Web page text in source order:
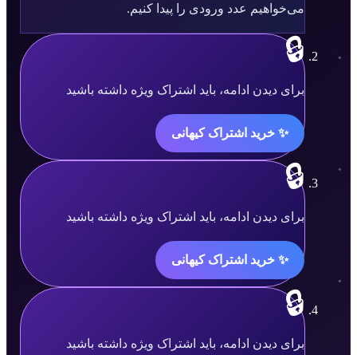
می‌خواهیم عدد ورودی را پیدا کنیم.
🔒
محتوا
قفل
شده
است.
برای دیدن ادامه، باید اشتراک ویژه داشته باشید
✨ خرید اشتراک کیهانی
🔒
محتوا
قفل
شده
است.
برای دیدن ادامه، باید اشتراک ویژه داشته باشید
✨ خرید اشتراک کیهانی
🔒
محتوا
برای دیدن ادامه، باید اشتراک ویژه داشته باشید